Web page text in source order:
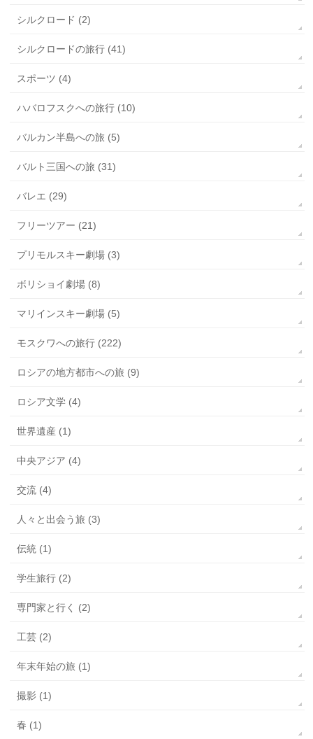
シルクロード (2)
シルクロードの旅行 (41)
スポーツ (4)
ハバロフスクへの旅行 (10)
バルカン半島への旅 (5)
バルト三国への旅 (31)
バレエ (29)
フリーツアー (21)
プリモルスキー劇場 (3)
ボリショイ劇場 (8)
マリインスキー劇場 (5)
モスクワへの旅行 (222)
ロシアの地方都市への旅 (9)
ロシア文学 (4)
世界遺産 (1)
中央アジア (4)
交流 (4)
人々と出会う旅 (3)
伝統 (1)
学生旅行 (2)
専門家と行く (2)
工芸 (2)
年末年始の旅 (1)
撮影 (1)
春 (1)